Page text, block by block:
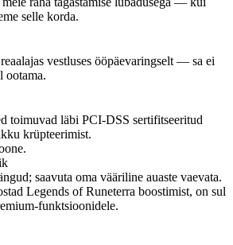
selle korda.
vestluses ööpäevaringselt — sa ei
ootama.
toimuvad läbi PCI-DSS sertifitseeritud
krüpteerimist.
saavuta oma vääriline auaste vaevata.
Legends of Runeterra boostimist, on sul
funktsioonidele.